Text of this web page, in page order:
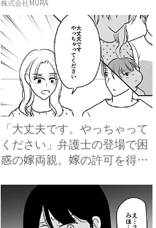
株式会社MURA
「大丈夫です。やっちゃって
ください」弁護士の登場で困
惑の嫁両親。嫁の許可を得た